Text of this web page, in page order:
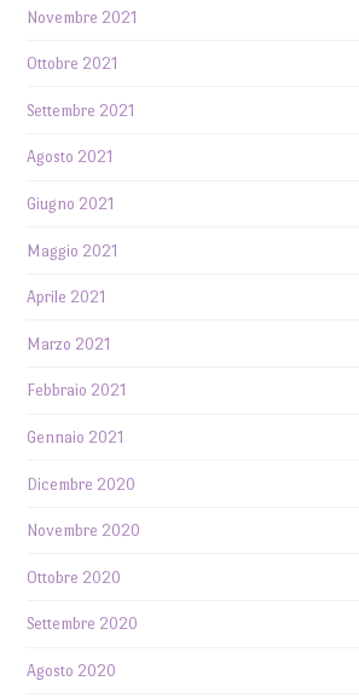
Novembre 2021
Ottobre 2021
Settembre 2021
Agosto 2021
Giugno 2021
Maggio 2021
Aprile 2021
Marzo 2021
Febbraio 2021
Gennaio 2021
Dicembre 2020
Novembre 2020
Ottobre 2020
Settembre 2020
Agosto 2020